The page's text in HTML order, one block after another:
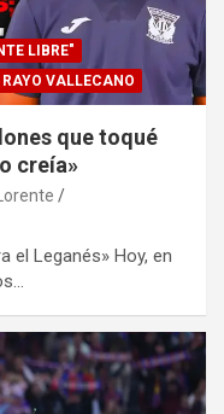
LIBRE"
RAYO VALLECANO
que toqué
creía»
el Leganés» Hoy, en